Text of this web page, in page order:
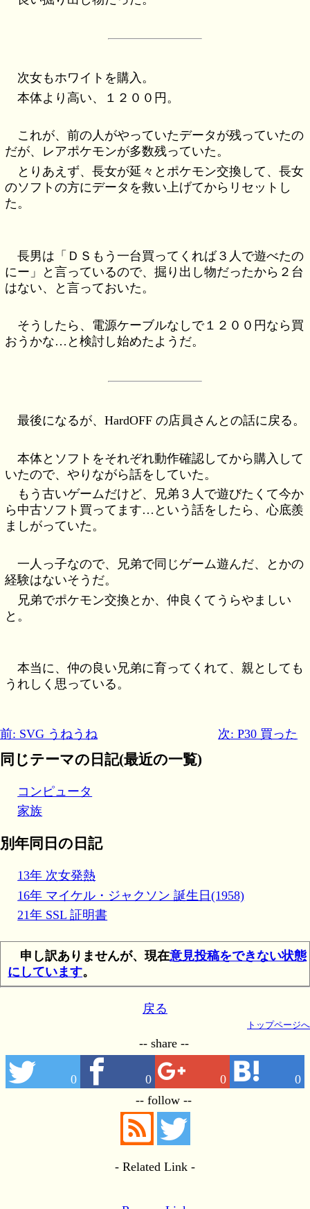
次女もホワイトを購入。
本体より高い、１２００円。
これが、前の人がやっていたデータが残っていたの
だが、レアポケモンが多数残っていた。
とりあえず、長女が延々とポケモン交換して、長女
のソフトの方にデータを救い上げてからリセットし
た。
長男は「ＤＳもう一台買ってくれば３人で遊べたの
にー」と言っているので、掘り出し物だったから２台
はない、と言っておいた。
そうしたら、電源ケーブルなしで１２００円なら買
おうかな…と検討し始めたようだ。
最後になるが、HardOFF の店員さんとの話に戻る。
本体とソフトをそれぞれ動作確認してから購入して
いたので、やりながら話をしていた。
もう古いゲームだけど、兄弟３人で遊びたくて今か
ら中古ソフト買ってます…という話をしたら、心底羨
ましがっていた。
一人っ子なので、兄弟で同じゲーム遊んだ、とかの
経験はないそうだ。
兄弟でポケモン交換とか、仲良くてうらやましい
と。
本当に、仲の良い兄弟に育ってくれて、親としても
うれしく思っている。
前: SVG うねうね 次: P30 買った
同じテーマの日記(最近の一覧)
コンピュータ
家族
別年同日の日記
13年 次女発熱
16年 マイケル・ジャクソン 誕生日(1958)
21年 SSL 証明書
申し訳ありませんが、現在意見投稿をできない状態
にしています。
戻る
トップページへ
-- share --
0 0 0 0
-- follow --
- Related Link -